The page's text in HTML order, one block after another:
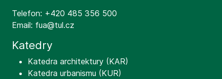
Telefon: +420 485 356 500
Email: fua@tul.cz
Katedry
Katedra architektury (KAR)
Katedra urbanismu (KUR)